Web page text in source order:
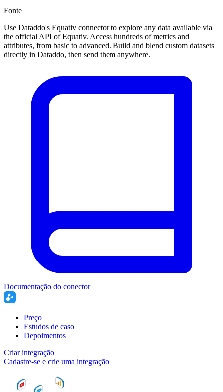
Fonte
Use Dataddo's Equativ connector to explore any data available via
the official API of Equativ. Access hundreds of metrics and
attributes, from basic to advanced. Build and blend custom datasets
directly in Dataddo, then send them anywhere.
Documentação do conector
Preço
Estudos de caso
Depoimentos
Criar integração
Cadastre-se e crie uma integração